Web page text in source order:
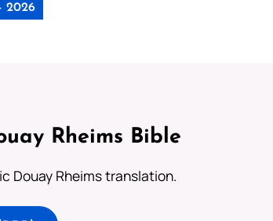
2026
Rheims Bible
Douay Rheims translation.